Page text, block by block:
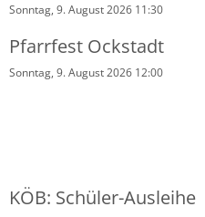
Sonntag, 9. August 2026 11:30
Pfarrfest Ockstadt
Sonntag, 9. August 2026 12:00
KÖB: Schüler-Ausleihe